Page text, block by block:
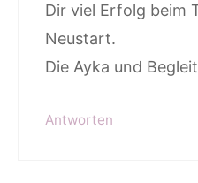
Dir viel Erfolg beim
Neustart.
Die Ayka und
Antworten